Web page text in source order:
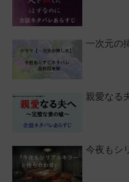
一次元の
親愛なる
今夜もシ